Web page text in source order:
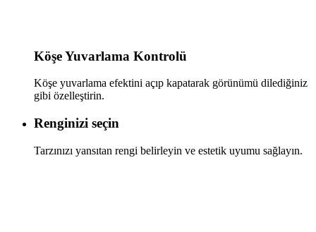
Köşe Yuvarlama Kontrolü
Köşe yuvarlama efektini açıp kapatarak görünümü dilediğiniz
gibi özelleştirin.
Renginizi seçin
Tarzınızı yansıtan rengi belirleyin ve estetik uyumu sağlayın.